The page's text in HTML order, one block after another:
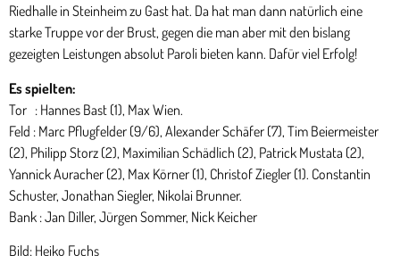
Riedhalle in Steinheim zu Gast hat. Da hat man dann natürlich eine
starke Truppe vor der Brust, gegen die man aber mit den bislang
gezeigten Leistungen absolut Paroli bieten kann. Dafür viel Erfolg!
Es spielten:
Tor : Hannes Bast (1), Max Wien.
Feld : Marc Pflugfelder (9/6), Alexander Schäfer (7), Tim Beiermeister
(2), Philipp Storz (2), Maximilian Schädlich (2), Patrick Mustata (2),
Yannick Auracher (2), Max Körner (1), Christof Ziegler (1). Constantin
Schuster, Jonathan Siegler, Nikolai Brunner.
Bank : Jan Diller, Jürgen Sommer, Nick Keicher
Bild: Heiko Fuchs